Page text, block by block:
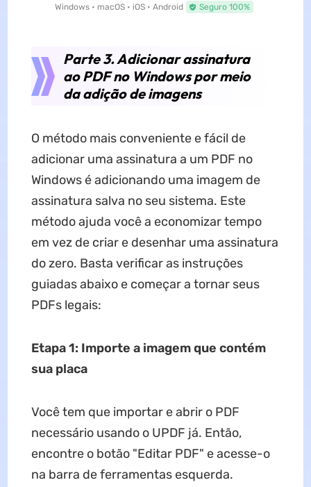
Windows • macOS • iOS • Android Seguro 100%
Parte 3. Adicionar assinatura
ao PDF no Windows por meio
da adição de imagens
O método mais conveniente e fácil de
adicionar uma assinatura a um PDF no
Windows é adicionando uma imagem de
assinatura salva no seu sistema. Este
método ajuda você a economizar tempo
em vez de criar e desenhar uma assinatura
do zero. Basta verificar as instruções
guiadas abaixo e começar a tornar seus
PDFs legais:
Etapa 1: Importe a imagem que contém
sua placa
Você tem que importar e abrir o PDF
necessário usando o UPDF já. Então,
encontre o botão "Editar PDF" e acesse-o
na barra de ferramentas esquerda.